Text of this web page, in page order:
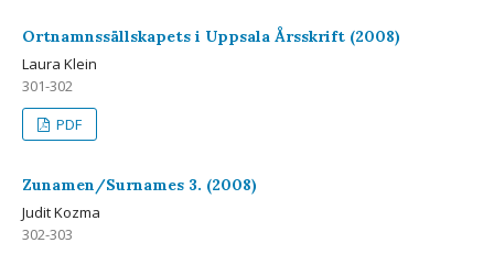
Ortnamnssällskapets i Uppsala Årsskrift (2008)
Laura Klein
301-302
PDF
Zunamen/Surnames 3. (2008)
Judit Kozma
302-303